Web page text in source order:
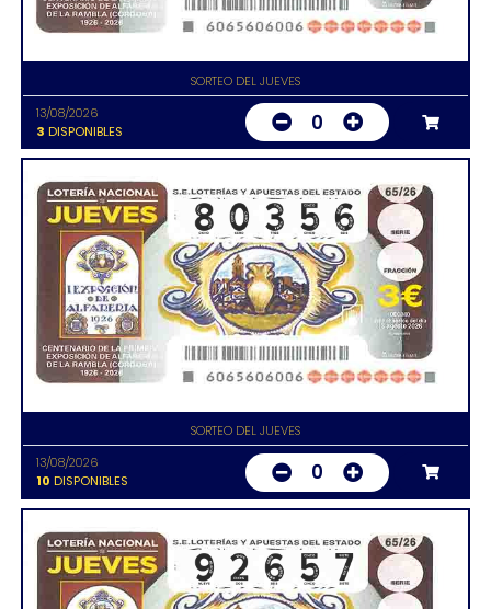
SORTEO DEL JUEVES
13/08/2026
3 DISPONIBLES 0
SORTEO DEL JUEVES
13/08/2026
10 DISPONIBLES 0